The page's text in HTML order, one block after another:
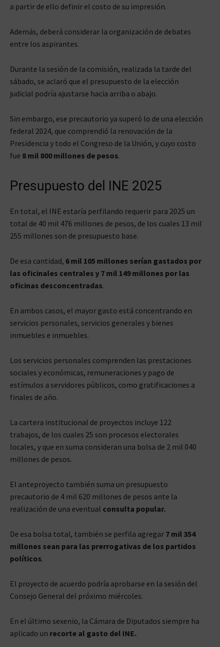
a partir de ello definir el costo de su impresión.
Además, deberá considerar la organización de debates
entre los aspirantes.
Durante la sesión de la comisión, realizada la tarde del
sábado, se aclaró que el presupuesto de la elección
judicial podría ajustarse hacia arriba o abajo.
Sin embargo, ese precautorio ya superó lo de una elección
federal 2024, que comprendió la renovación de la
Presidencia y todo el Congreso de la Unión, y cuyo costo
fue 8 mil 800 millones de pesos.
Presupuesto del INE 2025
En total, el INE estaría perfilando requerir para 2025 un
total de 40 mil 476 millones de pesos, de los cuales 13 mil
255 millones son de presupuesto base.
De esa cantidad, 6 mil 105 millones serían gastados por
las oficinales centrales y 7 mil 149 millones por las
oficinas desconcentradas.
En ambos casos, el mayor gasto está concentrando en
servicios personales, servicios generales y bienes
inmuebles e inmuebles.
Los servicios personales comprenden las prestaciones
sociales y económicas, remuneraciones y pago de
estímulos a servidores públicos, como gratificaciones a
finales de año.
La cartera institucional de proyectos incluye 122
trabajos, de los cuales 25 son procesos electorales
locales, y que en suma consideran una bolsa de 2 mil 040
millones de pesos.
El anteproyecto también suma un presupuesto
precautorio de 4 mil 620 millones de pesos ante la
realización de una eventual consulta popular.
De esa bolsa total, también se perfila agregar 7 mil 354
millones sean para las prerrogativas de los partidos
políticos.
El proyecto de acuerdo podría aprobarse en la sesión del
Consejo General del próximo miércoles.
En el último sexenio, la Cámara de Diputados siempre ha
aplicado un recorte al gasto del INE.